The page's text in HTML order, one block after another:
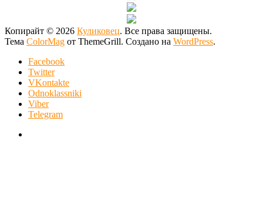
Копирайт © 2026 Куликовец. Все права защищены.
Тема ColorMag от ThemeGrill. Создано на WordPress.
Facebook
Twitter
VKontakte
Odnoklassniki
Viber
Telegram